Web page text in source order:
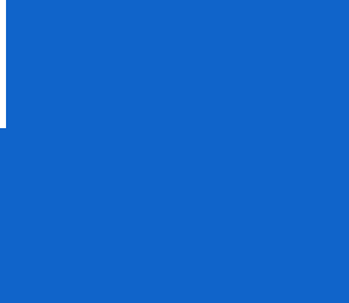
ရေးနှင့်ဆည်မြောင်းဝန်ကြီးဌာန
သွယ်ရေးဝန်ကြီးဌာန
ကျင်ထိန်းသိမ်းရေးဝန်ကြီးဌာန
ကြီးကြပ်ရေးနှင့်ပြည်သူ့အင်အား